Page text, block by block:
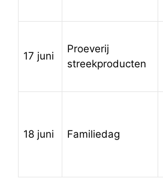
17 juni
Proeverij
streekproducten
18 juni Familiedag